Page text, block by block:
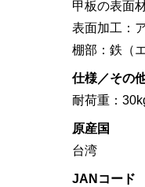
甲板の表面
表面加工：
棚部：鉄（
仕様／その
耐荷重：
原産国
台湾
JANコード